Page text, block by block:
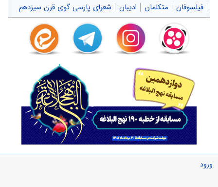
فیلسوفان
متکلمان ادیبان شعرای پارسی گوی قرن سیزدهم
ورود